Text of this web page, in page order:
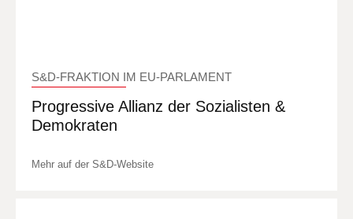
S&D-FRAKTION IM EU-PARLAMENT
Progressive Allianz der Sozialisten &
Demokraten
Mehr auf der S&D-Website